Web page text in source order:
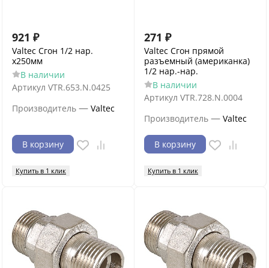
921 ₽
Valtec Сгон 1/2 нар.
х250мм
В наличии
Артикул VTR.653.N.0425
Производитель — Valtec
В корзину
Купить в 1 клик
271 ₽
Valtec Сгон прямой
разъемный (американка)
1/2 нар.-нар.
В наличии
Артикул VTR.728.N.0004
Производитель — Valtec
В корзину
Купить в 1 клик